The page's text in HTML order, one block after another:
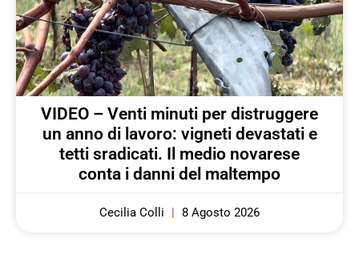
VIDEO – Venti minuti per distruggere
un anno di lavoro: vigneti devastati e
tetti sradicati. Il medio novarese
conta i danni del maltempo
Cecilia Colli 8 Agosto 2026